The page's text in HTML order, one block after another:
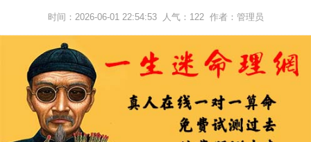
时间：2026-06-01 22:54:53 人气： 122 作者：管理员